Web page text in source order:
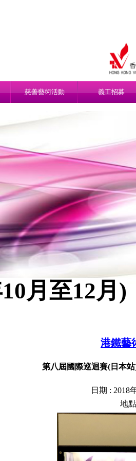
港鐵藝
第八屆國際巡迴賽(日本
日 期 : 2018
地點
月至12月)
慈善藝術活動 義工招募